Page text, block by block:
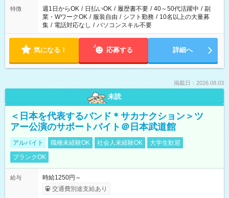
特徴 週1日からOK / 日払いOK / 履歴書不要 / 40～50代活躍中 / 副
業・WワークOK / 服装自由 / シフト勤務 / 10名以上の大量募
集 / 電話対応なし / パソコンスキル不要
気になる！ 応募する 詳細へ
掲載日：2026.08.03
未読
＜日本を代表するバンド＊サカナクション＞ツ
アー公演のサポートバイト＠日本武道館
アルバイト 職種未経験OK 社会人未経験OK
大学生歓迎
ブランクOK
給与
時給1250円～
交通費別途支給あり